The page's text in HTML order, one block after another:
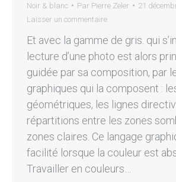
Noir & blanc Par Pierre Zeler
21
Laisser un commentaire
Et avec la gamme de gris. qui
lecture d’une photo est alors
guidée par sa composition, par
graphiques qui la composent :
géométriques, les lignes
répartitions entre les zones
zones claires. Ce langage
facilité lorsque la couleur est
Travailler en couleurs…